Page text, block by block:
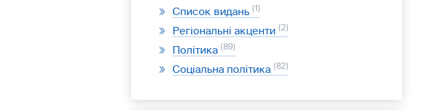
Список видань 1
Регіональні акценти 2
Політика 89
Соціальна політика 82